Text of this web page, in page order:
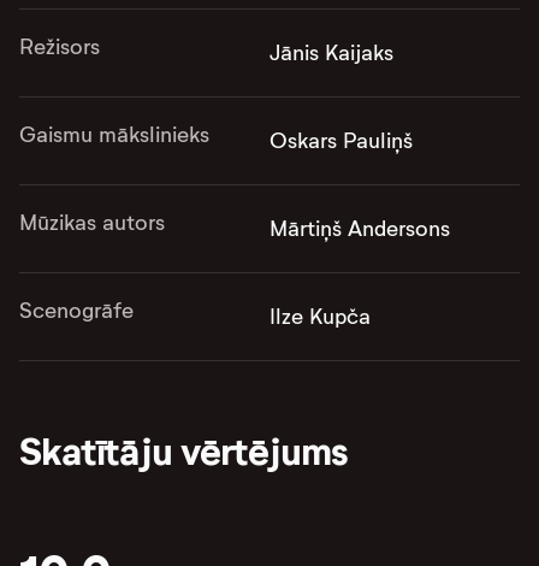
Režisors Jānis Kaijaks
Gaismu mākslinieks Oskars Pauliņš
Mūzikas autors Mārtiņš Andersons
Scenogrāfe Ilze Kupča
Skatītāju vērtējums